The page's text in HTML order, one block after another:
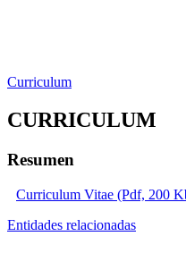
Curriculum
CURRICULUM
Resumen
Curriculum Vitae (Pdf, 200
Entidades relacionadas